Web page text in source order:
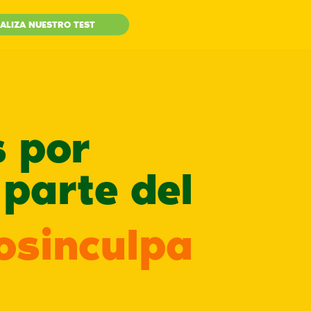
NUESTRO TEST
por
del